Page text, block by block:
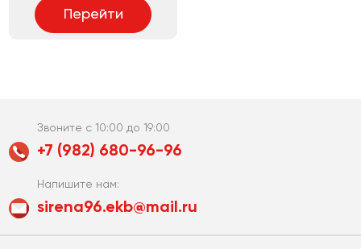
Перейти
Звоните с 10:00 до 19:00
+7 (982) 680-96-96
Напишите нам:
sirena96.ekb@mail.ru